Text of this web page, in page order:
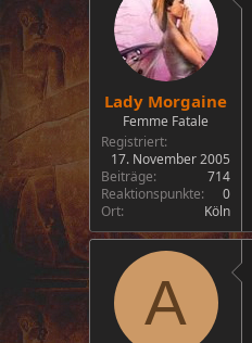
Lady Morgaine
Femme Fatale
Registriert
17. November 2005
Beiträge
714
Reaktionspunkte
0
Ort
Köln
A